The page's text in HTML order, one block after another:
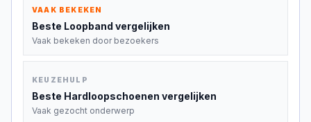
VAAK BEKEKEN
Beste Loopband vergelijken
Vaak bekeken door bezoekers
KEUZEHULP
Beste Hardloopschoenen vergelijken
Vaak gezocht onderwerp